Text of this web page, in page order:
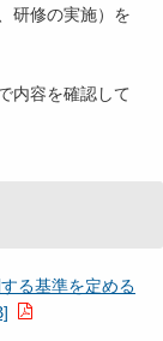
研修の実施）を
内容を確認して
る基準を定める